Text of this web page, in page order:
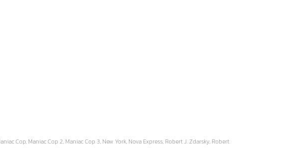
Cop, Maniac Cop 2, Maniac Cop 3, New York, Nova Express, Robert J. Zdarsky, Robert